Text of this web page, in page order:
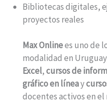
Bibliotecas digitales,
proyectos reales
Max Onlinees uno de
modalidad en
Excel,cursos de
gráfico en líneay
docentes activos en